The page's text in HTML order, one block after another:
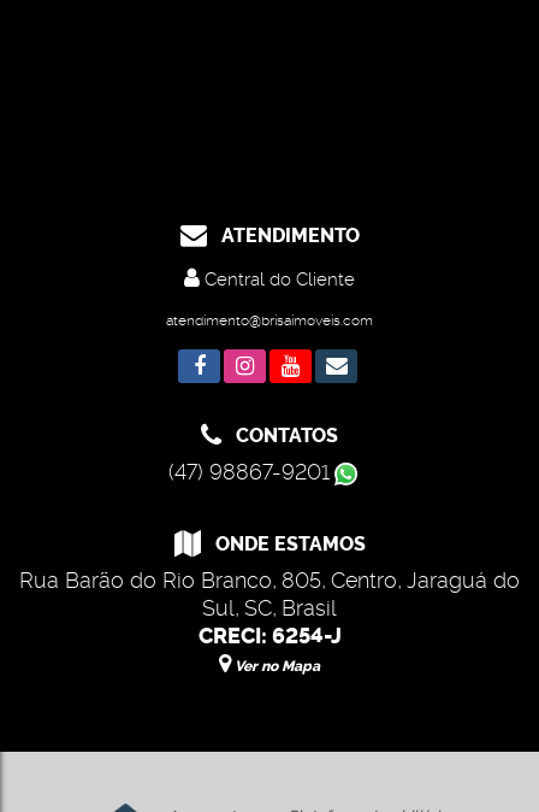
ATENDIMENTO
Central do Cliente
atendimento@brisaimoveis.com
CONTATOS
(47) 98867-9201
ONDE ESTAMOS
Rua Barão do Rio Branco, 805, Centro, Jaraguá do
Sul, SC, Brasil
CRECI: 6254-J
Ver no Mapa